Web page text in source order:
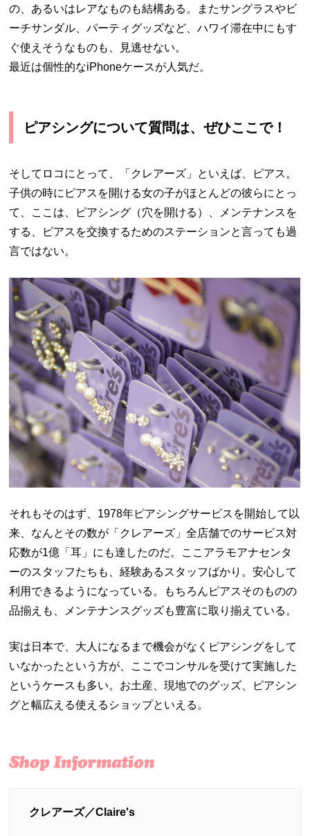
の、あるいはレアなものも結構ある。またサングラスやビ
ーチサンダル、パーティグッズなど、ハワイ滞在中にもす
ぐ使えそうなものも、見逃せない。
最近は個性的なiPhoneケースが人気だ。
ピアシングについて質問は、ぜひここで！
そしてロコにとって、「クレアーズ」といえば、ピアス。
子供の時にピアスを開ける女の子がほとんどの彼らにとっ
て、ここは、ピアシング（穴を開ける）、メンテナンスを
する、ピアスを交換するためのステーションと言っても過
言ではない。
それもそのはず、1978年ピアシングサービスを開始して以
来、なんとその数が「クレアーズ」全店舗でのサービス対
応数が1億「耳」にも達したのだ。ここアラモアナセンタ
ーのスタッフたちも、経験あるスタッフばかり。安心して
利用できるようになっている。もちろんピアスそのものの
品揃えも、メンテナンスグッズも豊富に取り揃えている。
実は日本で、大人になるまで機会がなくピアシングをして
いなかったという方が、ここでコンサルを受けて実施した
というケースも多い。お土産、現地でのグッズ、ピアシン
グと幅広える使えるショップといえる。
クレアーズ／Claire's